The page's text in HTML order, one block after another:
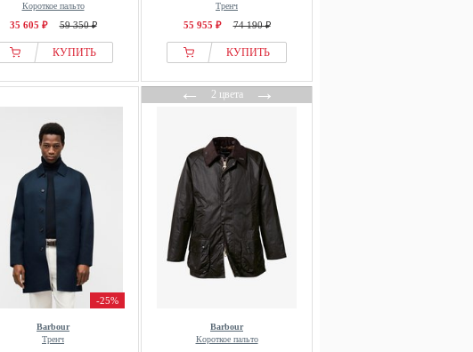
Короткое пальто
35 605 ₽ 59 350 ₽
КУПИТЬ
Тренч
55 955 ₽ 74 190 ₽
КУПИТЬ
-25%
Barbour
Тренч
←2 цвета→
Barbour
Короткое пальто